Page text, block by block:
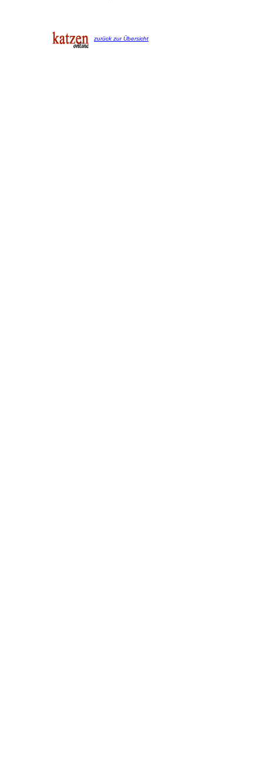
zurück zur Übersicht